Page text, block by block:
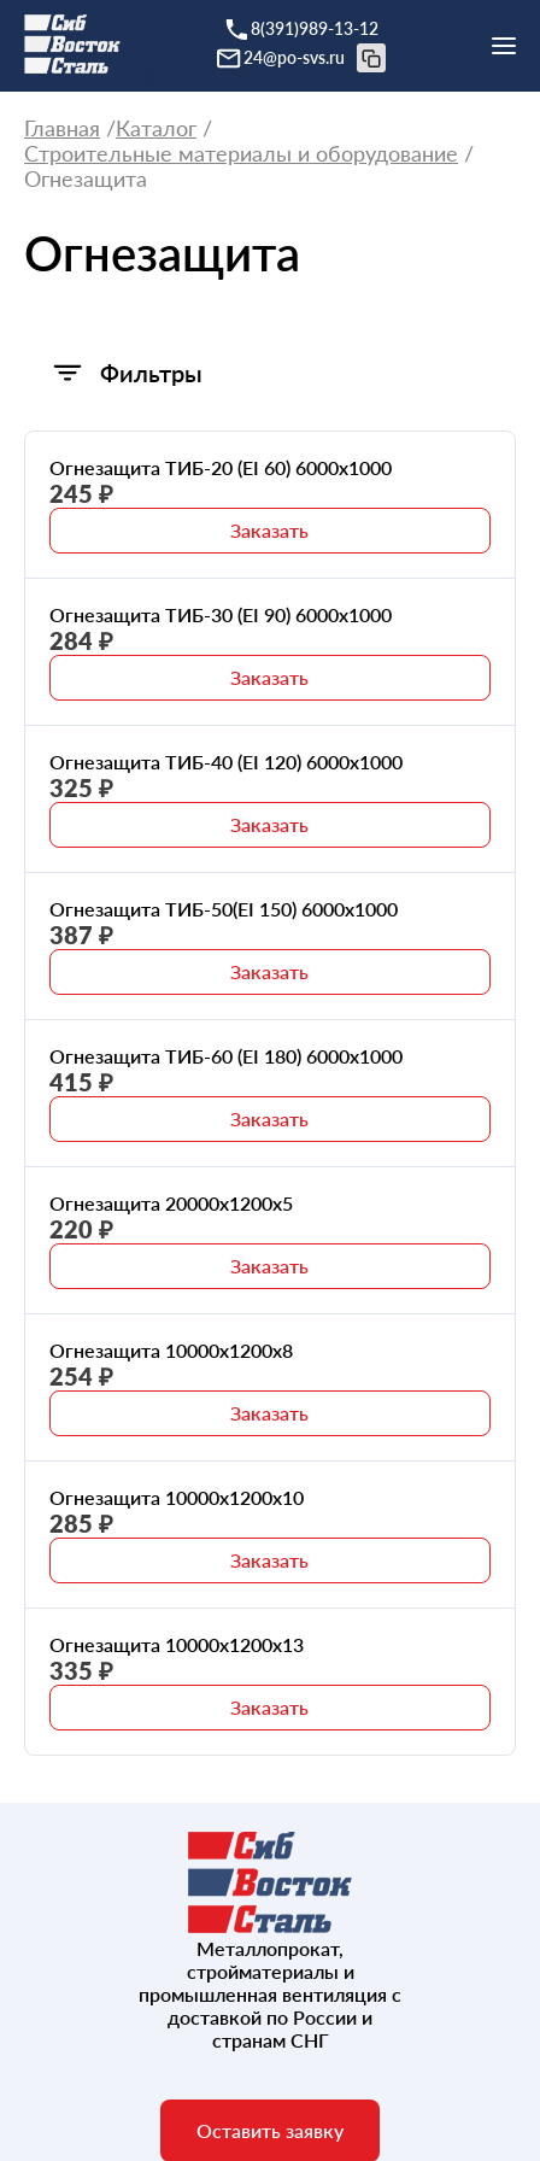
8(391)989-13-12
24@po-svs.ru
Главная
Каталог
Строительные материалы и оборудование
Огнезащита
Огнезащита
Фильтры
Огнезащита ТИБ-20 (EI 60) 6000х1000
245 ₽
Заказать
Огнезащита ТИБ-30 (EI 90) 6000х1000
284 ₽
Заказать
Огнезащита ТИБ-40 (EI 120) 6000х1000
325 ₽
Заказать
Огнезащита ТИБ-50(EI 150) 6000х1000
387 ₽
Заказать
Огнезащита ТИБ-60 (EI 180) 6000х1000
415 ₽
Заказать
Огнезащита 20000х1200х5
220 ₽
Заказать
Огнезащита 10000х1200х8
254 ₽
Заказать
Огнезащита 10000х1200х10
285 ₽
Заказать
Огнезащита 10000х1200х13
335 ₽
Заказать
Металлопрокат,
стройматериалы и
промышленная вентиляция с
доставкой по России и
странам СНГ
Оставить заявку